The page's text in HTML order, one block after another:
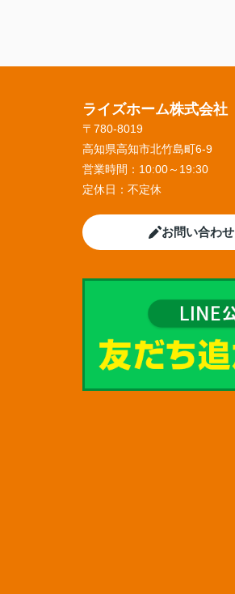
ライズホーム株式会社
〒780-8019
高知県高知市北竹島町6-9
営業時間： 10:00～19:30
定休日： 不定休
お問い合わせ